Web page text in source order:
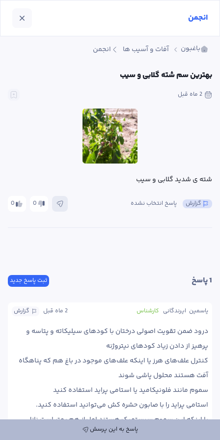
باغبون آفات و آسیب ها انجمن
بهترین سم شته گلابی و سیب
2 ماه قبل
شته ی شدید گلابی و سیب
0 0 پاسخ انتخاب نشده گزارش
ثبت پاسخ جدید 1 پاسخ
گزارش 2 ماه قبل کارشناس یاسمین  ایرندگانی
با اینکه این سموم سیستمیک هستند اما باز هم بهتر است نازل
پاسخ به این پرسش
انجمن